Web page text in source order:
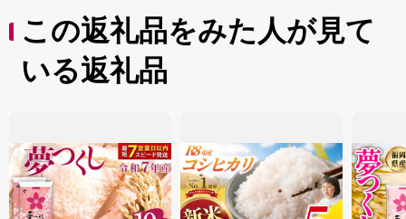
この返礼品をみた人が見て
いる返礼品